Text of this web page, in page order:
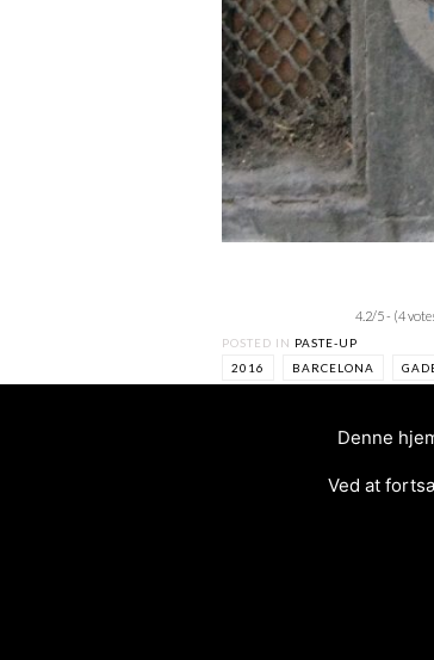
4.2/5 - (4
POSTED IN PASTE-UP
2016
BARCELONA
Denne
Ved at